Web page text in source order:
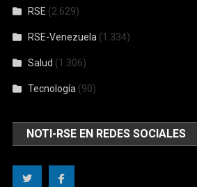
RSE (2.629)
RSE-Venezuela (1.334)
Salud (1.306)
Tecnología (90)
NOTI-RSE EN REDES SOCIALES